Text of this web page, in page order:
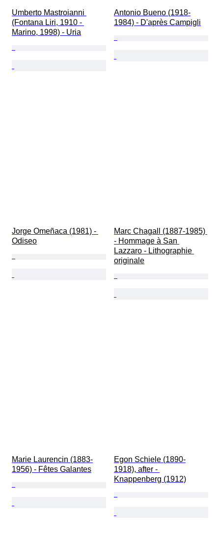
Umberto Mastroianni
(Fontana Liri, 1910 -
Marino, 1998) - Uria
Antonio Bueno (1918-
1984) - D'après Campigli
Jorge Omeñaca (1981) -
Odiseo
Marc Chagall (1887-1985)
- Hommage à San
Lazzaro - Lithographie
originale
Marie Laurencin (1883-
1956) - Fêtes Galantes
Egon Schiele (1890-
1918), after -
Knappenberg (1912)